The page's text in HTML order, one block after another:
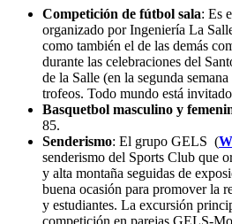
Competición de fútbol sala: Es
organizado por Ingeniería La
como también el de las demás
durante las celebraciones del
de la Salle (en la segunda
trofeos. Todo mundo está
Basquetbol masculino y
85.
Senderismo: El grupo GELS (
senderismo del Sports Club que
y alta montaña seguidas de
buena ocasión para promover la
y estudiantes. La excursión